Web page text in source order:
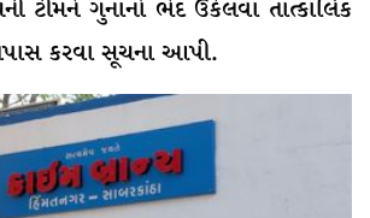
ટીમને ગુનાનો ભેદ ઉકેલવા તાત્કાલિક
કરવા સૂચના આપી.